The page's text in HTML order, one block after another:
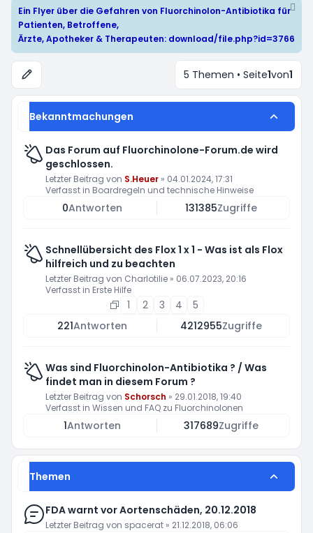
Ein Flyer über die Gefahren von Fluorchinolon-Antibiotika für
Patienten, Betroffene,
Ärzte, Apotheker & Therapeuten: download/file.php?id=3766
5 Themen • Seite1von1
Bekanntmachungen
Das Forum auf Fluorchinolone-Forum.de wird
geschlossen.
Letzter Beitrag von S.Heuer » 04.01.2024, 17:31
Verfasst in Boardregeln und technische Hinweise
0Antworten 131385Zugriffe
Schnellübersicht des Flox 1 x 1 - Was ist als Flox
hilfreich und zu beachten
Letzter Beitrag von Charlotilie » 06.07.2023, 20:16
Verfasst in Erste Hilfe
1 2 3 4
5
221Antworten 4212955Zugriffe
Was sind Fluorchinolon-Antibiotika ? / Was
findet man in diesem Forum ?
Letzter Beitrag von Schorsch » 29.01.2018, 19:40
Verfasst in Wissen und FAQ zu Fluorchinolonen
1Antworten 317689Zugriffe
Themen
FDA warnt vor Aortenschäden, 20.12.2018
Letzter Beitrag von spacerat » 21.12.2018, 06:06